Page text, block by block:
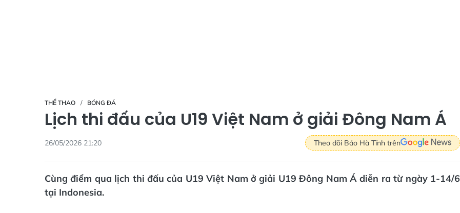
THỂ THAO BÓNG ĐÁ
Lịch thi đấu của U19 Việt Nam ở giải Đông Nam Á
26/05/2026 21:20 Theo dõi Báo Hà Tĩnh trên
Cùng điểm qua lịch thi đấu của U19 Việt Nam ở giải U19 Đông Nam Á diễn ra từ ngày 1-14/6
tại Indonesia.